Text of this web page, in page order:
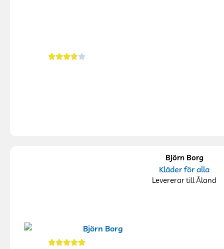
Björn Borg
Kläder för alla
Levererar till Åland